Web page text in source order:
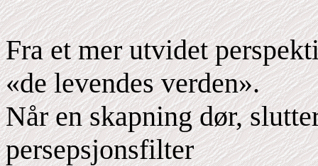
Fra et mer utvidet
«de levendes verden».
Når en skapning dør,
persepsjonsfilter